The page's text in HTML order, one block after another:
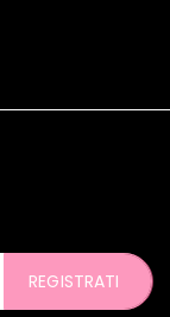
REGISTRATI